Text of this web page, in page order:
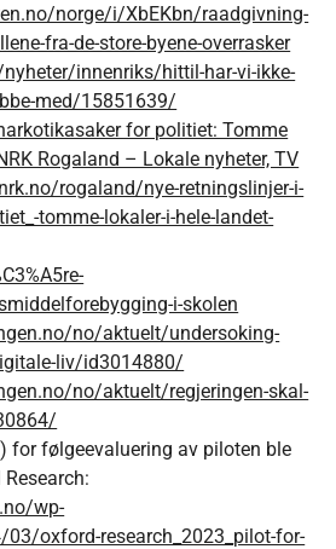
norge/i/XbEKbn/raadgivning-
fra-de-store-byene-overrasker
innenriks/hittil-har-vi-ikke-
med/15851639/
for politiet: Tomme
Rogaland – Lokale nyheter, TV
rogaland/nye-retningslinjer-i-
tomme-lokaler-i-hele-landet-
i-skolen
no/aktuelt/undersoking-
liv/id3014880/
no/aktuelt/regjeringen-skal-
for følgeevaluering av piloten ble
wp-
oxford-research_2023_pilot-for-